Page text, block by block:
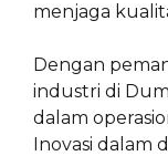
menjaga
Dengan
industri di
dalam
Inovasi dalam